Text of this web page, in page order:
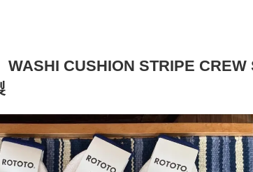
WASHI CUSHION STRIPE